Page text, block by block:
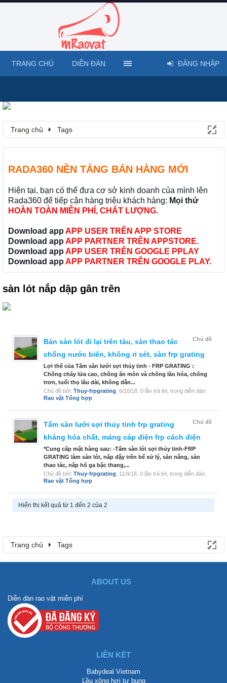
Trang chủ Tags
RADA360 NỀN TẢNG BÁN HÀNG MỚI
Hiện tại, bạn có thể đưa cơ sở kinh doanh của mình lên
Rada360 để tiếp cận hàng triệu khách hàng: Mọi thứ
HOÀN TOÀN MIỄN PHÍ, CHẤT LƯỢNG.
Download app APP USER TRÊN APP STORE
Download app APP PARTNER TRÊN APPSTORE.
Download app APP USER TRÊN GOOGLE PPLAY
Download app APP PARTNER TRÊN GOOGLE PLAY.
sàn lót nắp dập gân trên
Chủ đề
Bán sàn lót đi lại trên tàu, sàn thao tác
chống nước biển, không rỉ sét, sàn frp grating
Lợi thế của Tấm sàn lưới sợi thủy tinh - FRP GRATING :
Chống cháy lửa cao, chống ăn mòn và chống lão hóa, chống
trơn, tuổi thọ lâu dài, không dẫn...
Chủ đề bởi: Thuy-frpgrating 6/10/18 , 0 lần trả lời, trong diễn đàn:
Rao vặt Tổng hợp
Chủ đề
Tấm sàn lưới sợi thủy tinh frp grating
kháng hóa chất, máng cáp điện frp cách điện
*Cung cấp mặt hàng sau: -Tấm sàn lót sợi thủy tinh-FRP
GRATING làm sàn lót, nắp đậy trên bể xử lý, sàn nâng, sàn
thao tác, nắp hố ga bậc thang,...
Chủ đề bởi: Thuy-frpgrating 11/9/18 , 0 lần trả lời, trong diễn đàn:
Rao vặt Tổng hợp
Hiển thị kết quả từ 1 đến 2 của 2
Trang chủ Tags
TRANG CHỦ DIỄN ĐÀN ĐĂNG NHẬP
ABOUT US
Diễn đàn rao vặt miễn phí
LIÊN KẾT
Babydeal Vietnam
Lều xông hơi tự bung